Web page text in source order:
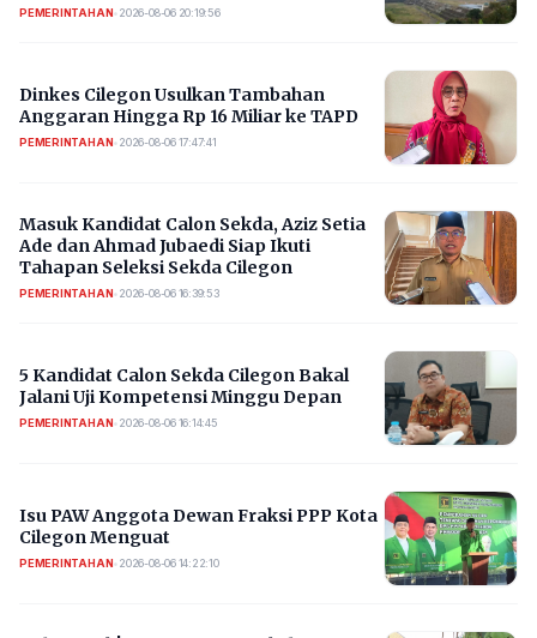
PEMERINTAHAN• 2026-08-06 20:19:56
Dinkes Cilegon Usulkan Tambahan
Anggaran Hingga Rp 16 Miliar ke TAPD
PEMERINTAHAN• 2026-08-06 17:47:41
Masuk Kandidat Calon Sekda, Aziz Setia
Ade dan Ahmad Jubaedi Siap Ikuti
Tahapan Seleksi Sekda Cilegon
PEMERINTAHAN• 2026-08-06 16:39:53
5 Kandidat Calon Sekda Cilegon Bakal
Jalani Uji Kompetensi Minggu Depan
PEMERINTAHAN• 2026-08-06 16:14:45
Isu PAW Anggota Dewan Fraksi PPP Kota
Cilegon Menguat
PEMERINTAHAN• 2026-08-06 14:22:10